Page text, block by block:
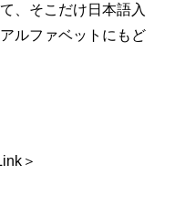
、そこだけ日本語入
ルファベットにもど
＞